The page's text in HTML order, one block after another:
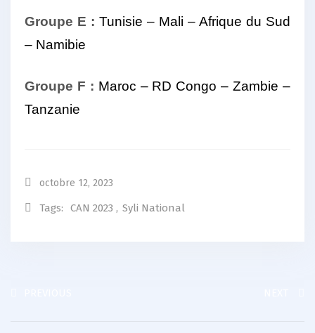
Groupe E : Tunisie – Mali – Afrique du Sud
– Namibie
Groupe F : Maroc – RD Congo – Zambie –
Tanzanie
octobre 12, 2023
Tags: CAN 2023 , Syli National